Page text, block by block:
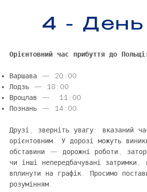
4 - День
Орієнтовний час прибуття​ до
Варшава — 20:00
Лодзь — 18:00
Вроцлав — 11:00
Познань — 14:00
Друзі, зверніть увагу: вказаний
орієнтовним. У дорозі можуть
обставини — дорожні роботи,
чи інші непередбачувані затримки,
вплинути на графік. Просимо
розумінням.